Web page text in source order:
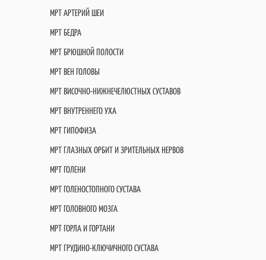
МРТ АРТЕРИЙ ШЕИ
МРТ БЕДРА
МРТ БРЮШНОЙ ПОЛОСТИ
МРТ ВЕН ГОЛОВЫ
МРТ ВИСОЧНО-НИЖНЕЧЕЛЮСТНЫХ СУСТАВОВ
МРТ ВНУТРЕННЕГО УХА
МРТ ГИПОФИЗА
МРТ ГЛАЗНЫХ ОРБИТ И ЗРИТЕЛЬНЫХ НЕРВОВ
МРТ ГОЛЕНИ
МРТ ГОЛЕНОСТОПНОГО СУСТАВА
МРТ ГОЛОВНОГО МОЗГА
МРТ ГОРЛА И ГОРТАНИ
МРТ ГРУДИНО-КЛЮЧИЧНОГО СУСТАВА